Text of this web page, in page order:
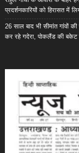
प्रदर्शनकारियों को हिरासत में
26 साल बाद भी सीमांत गांवों
कर रहे गदेरा, पोकलैंड की बकेट